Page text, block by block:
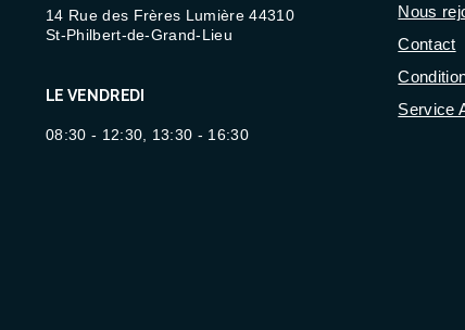
14 Rue des Frères Lumière 44310
St-Philbert-de-Grand-Lieu
LE VENDREDI
08:30 - 12:30, 13:30 - 16:30
Nous
Contact
Service